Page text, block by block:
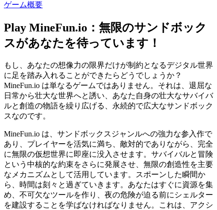
ゲーム概要
Play MineFun.io：無限のサンドボック
スがあなたを待っています！
もし、あなたの想像力の限界だけが制約となるデジタル世界
に足を踏み入れることができたらどうでしょうか？
MineFun.io は単なるゲームではありません。それは、退屈な
日常から壮大な世界へと誘い、あなた自身の壮大なサバイバ
ルと創造の物語を繰り広げる、永続的で広大なサンドボック
スなのです。
MineFun.io は、サンドボックスジャンルへの強力な参入作で
あり、プレイヤーを活気に満ち、敵対的でありながら、完全
に無限の仮想世界に即座に没入させます。サバイバルと冒険
という中核的な約束をさらに発展させ、無限の創造性を主要
なメカニズムとして活用しています。スポーンした瞬間か
ら、時間は刻々と過ぎていきます。あなたはすぐに資源を集
め、不可欠なツールを作り、夜の危険が迫る前にシェルター
を建設することを学ばなければなりません。これは、アクシ